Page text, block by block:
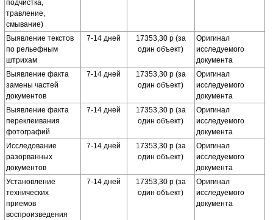
подчистка,
травление,
смывание)
Выявление текстов
по рельефным
штрихам
7-14 дней
17353,30 р (за
один объект)
Оригинал
исследуемого
документа
Выявление факта
замены частей
документов
7-14 дней
17353,30 р (за
один объект)
Оригинал
исследуемого
документа
Выявление факта
переклеивания
фотографий
7-14 дней
17353,30 р (за
один объект)
Оригинал
исследуемого
документа
Исследование
разорванных
документов
7-14 дней
17353,30 р (за
один объект)
Оригинал
исследуемого
документа
Установление
технических
приемов
воспроизведения
7-14 дней
17353,30 р (за
один объект)
Оригинал
исследуемого
документа